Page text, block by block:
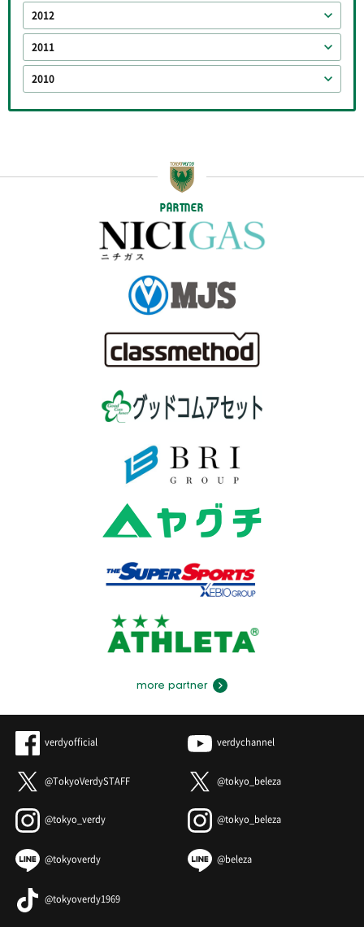
2012
2011
2010
PARTNER
more partner
verdyofficial verdychannel
@TokyoVerdySTAFF @tokyo_beleza
@tokyo_verdy @tokyo_beleza
@tokyoverdy @beleza
@tokyoverdy1969